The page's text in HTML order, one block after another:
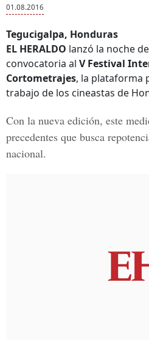
01.08.2016
Tegucigalpa, Honduras
EL HERALDO lanzó la noche
convocatoria al V Festival
Cortometrajes, la plataforma
trabajo de los cineastas de
Con la nueva edición, este
precedentes que busca
nacional.